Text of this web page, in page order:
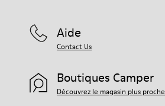
Aide
Contact Us
Boutiques Camper
Découvrez le magasin plus proche